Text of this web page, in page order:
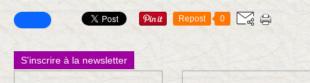
Repost 0
S'inscrire à la newsletter